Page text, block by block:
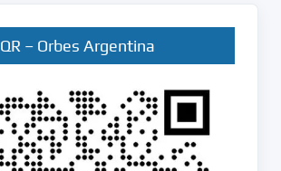
QR – Orbes Argentina